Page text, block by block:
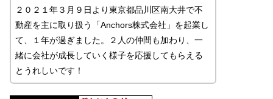
２０２１年３月９日より東京都品川区南大井で不
動産を主に取り扱う「Anchors株式会社」を起業し
て、１年が過ぎました。２人の仲間も加わり、一
緒に会社が成長していく様子を応援してもらえる
とうれしいです！